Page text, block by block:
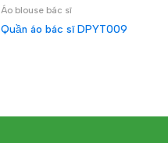
Áo blouse bác sĩ
Quần áo bác sĩ DPYT009